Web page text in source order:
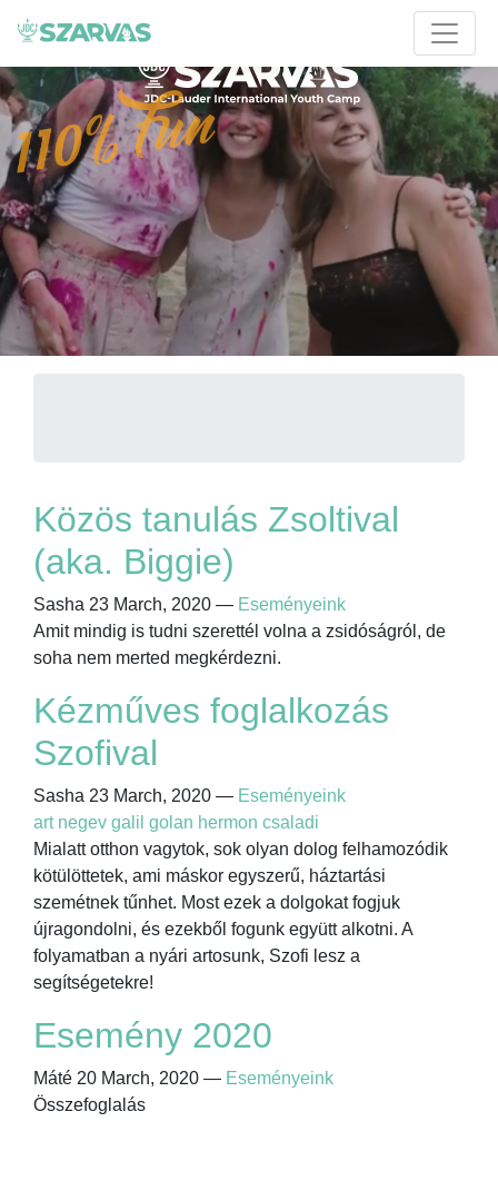
Közös tanulás Zsoltival
(aka. Biggie)
Sasha 23 March, 2020 — Eseményeink
Amit mindig is tudni szerettél volna a zsidóságról, de
soha nem merted megkérdezni.
Kézműves foglalkozás
Szofival
Sasha 23 March, 2020 — Eseményeink
art negev galil golan hermon csaladi
Mialatt otthon vagytok, sok olyan dolog felhamozódik
kötülöttetek, ami máskor egyszerű, háztartási
szemétnek tűnhet. Most ezek a dolgokat fogjuk
újragondolni, és ezekből fogunk együtt alkotni. A
folyamatban a nyári artosunk, Szofi lesz a
segítségetekre!
Esemény 2020
Máté 20 March, 2020 — Eseményeink
Összefoglalás